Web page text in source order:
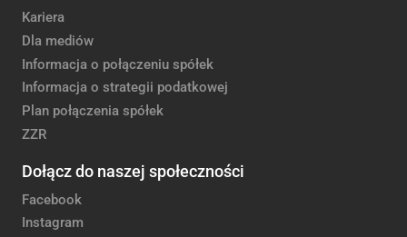
Kariera
Dla mediów
Informacja o połączeniu spółek
Informacja o strategii podatkowej
Plan połączenia spółek
ZZR
Dołącz do naszej społeczności
Facebook
Instagram